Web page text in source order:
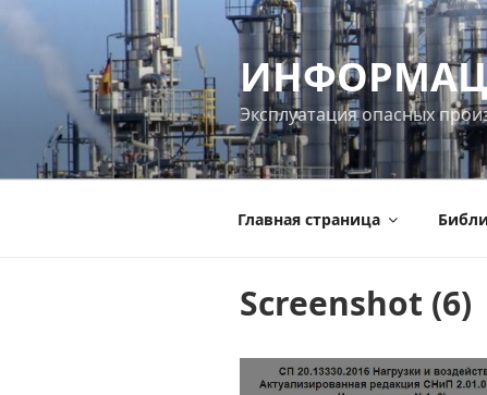
содержимому
Эксплуатация опасных
Главная страница
Screenshot (6)